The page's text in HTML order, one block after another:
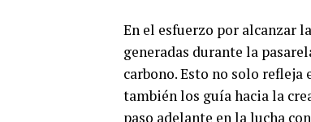
En el esfuerzo por alcanzar
generadas durante la
carbono. Esto no solo
también los guía hacia la
paso adelante en la lucha